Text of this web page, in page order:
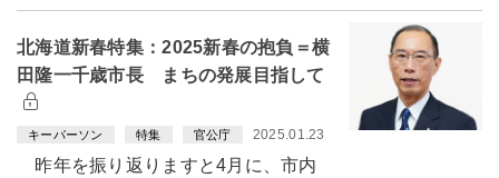
北海道新春特集：2025新春の抱負＝横
田隆一千歳市長 まちの発展目指して
キーパーソン 特集 官公庁 2025.01.23
昨年を振り返りますと4月に、市内